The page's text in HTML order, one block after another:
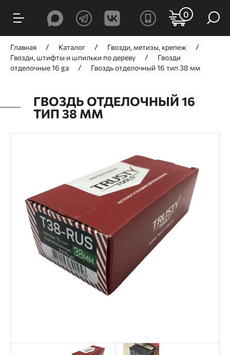
0
Главная Каталог
Гвозди, метизы, крепеж
Гвозди, штифты и шпильки по дереву
Гвозди
отделочные 16 ga
Гвоздь отделочный 16 тип 38 мм
ГВОЗДЬ ОТДЕЛОЧНЫЙ 16
ТИП 38 ММ